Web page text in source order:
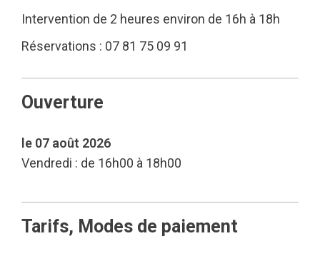
Intervention de 2 heures environ de 16h à 18h
Réservations : 07 81 75 09 91
Ouverture
le 07 août 2026
Vendredi : de 16h00 à 18h00
Tarifs, Modes de paiement